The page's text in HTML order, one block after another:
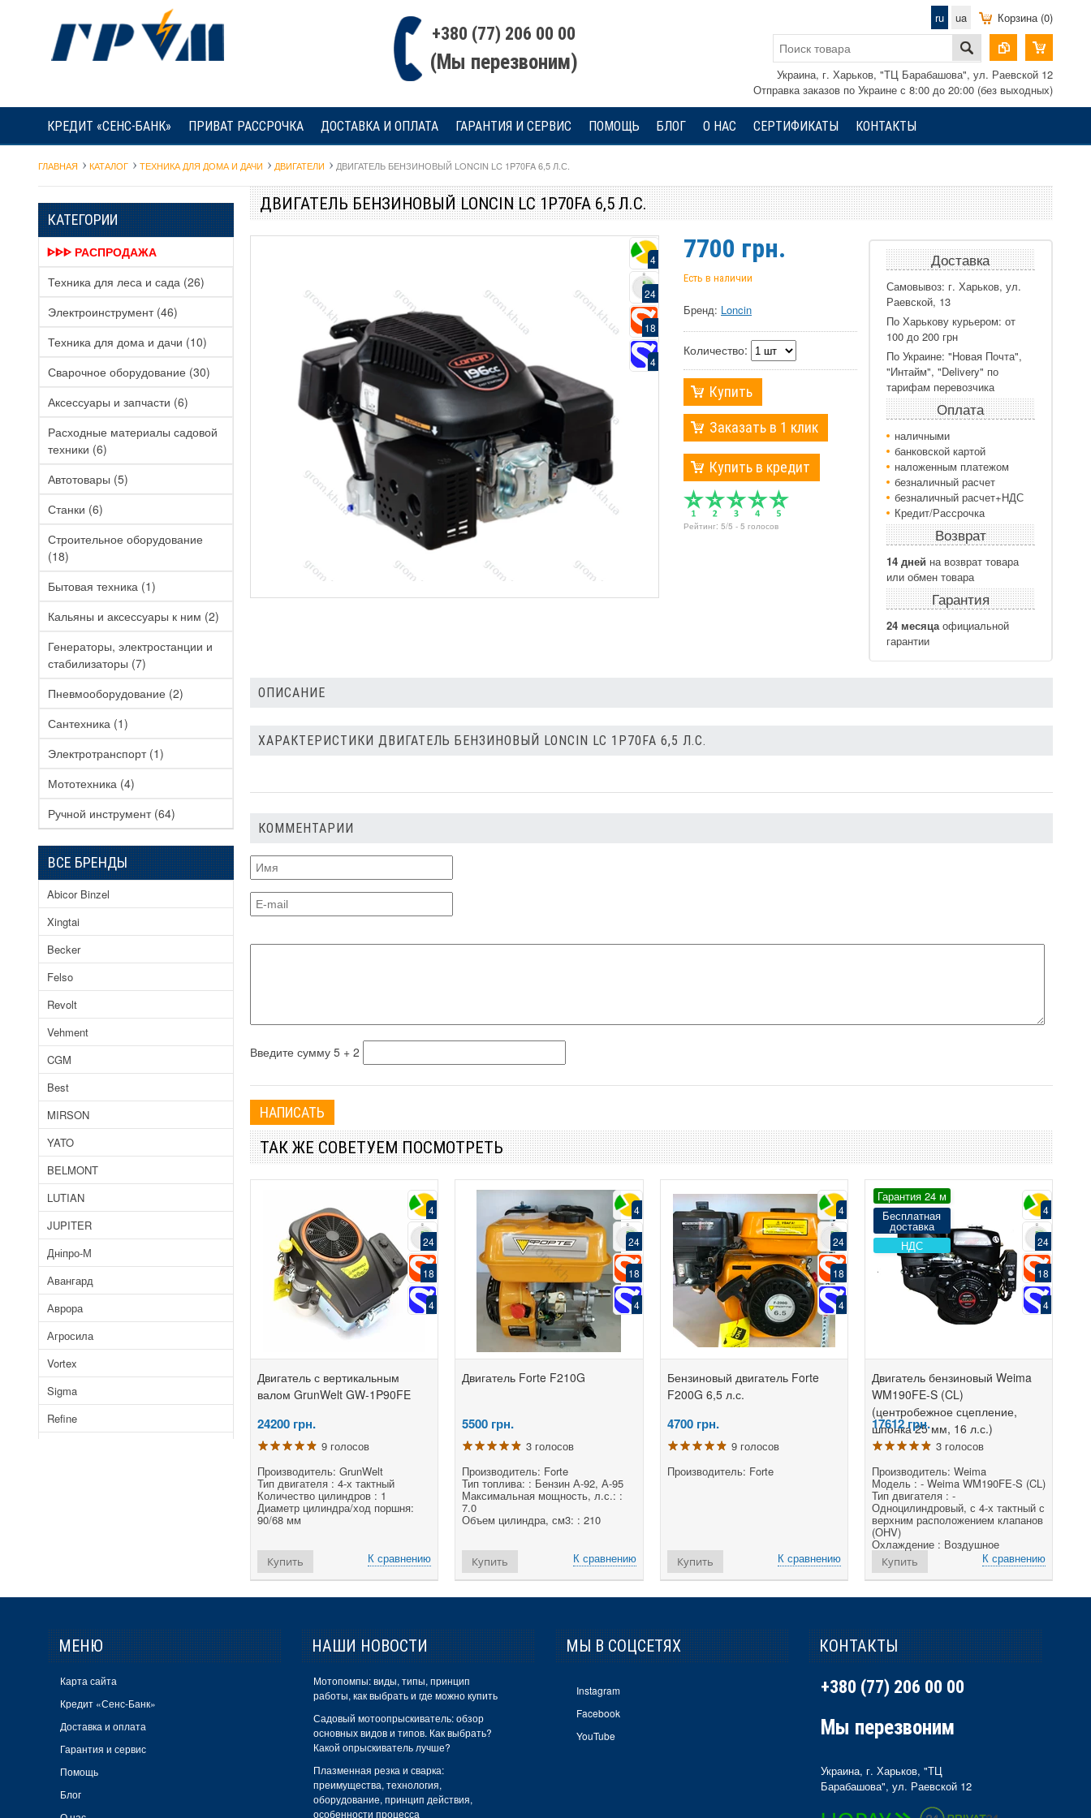
+380 (77) 206 00 00
(Мы перезвоним)
Корзина (0)
ru ua
Украина, г. Харьков, "ТЦ Барабашова", ул. Раевской 12
Отправка заказов по Украине с 8:00 до 20:00 (без выходных)
КРЕДИТ «СЕНС-БАНК» ПРИВАТ РАССРОЧКА ДОСТАВКА И ОПЛАТА ГАРАНТИЯ И СЕРВИС ПОМОЩЬ БЛОГ О НАС СЕРТИФИКАТЫ КОНТАКТЫ
ГЛАВНАЯ КАТАЛОГ ТЕХНИКА ДЛЯ ДОМА И ДАЧИ ДВИГАТЕЛИ ДВИГАТЕЛЬ БЕНЗИНОВЫЙ LONCIN LC 1P70FA 6,5 Л.С.
КАТЕГОРИИ
ᐈᐈᐈ РАСПРОДАЖА
Техника для леса и сада (26)
Электроинструмент (46)
Техника для дома и дачи (10)
Сварочное оборудование (30)
Аксессуары и запчасти (6)
Расходные материалы садовой
техники (6)
Автотовары (5)
Станки (6)
Строительное оборудование
(18)
Бытовая техника (1)
Кальяны и аксессуары к ним (2)
Генераторы, электростанции и
стабилизаторы (7)
Пневмооборудование (2)
Сантехника (1)
Электротранспорт (1)
Мототехника (4)
Ручной инструмент (64)
ВСЕ БРЕНДЫ
Abicor Binzel
Xingtai
Becker
Felso
Revolt
Vehment
CGM
Best
MIRSON
YATO
BELMONT
LUTIAN
JUPITER
Дніпро-М
Авангард
Аврора
Агросила
Vortex
Sigma
Refine
Matrix
Black&Decker
Mowox
Белорусмаш
Tekhmann
ДВИГАТЕЛЬ БЕНЗИНОВЫЙ LONCIN LC 1P70FA 6,5 Л.С.
4
24
18
4
7700 грн.
Есть в наличии
Бренд: Loncin
Количество:
Купить
Заказать в 1 клик
Купить в кредит
Рейтинг: 5/5 -5 голосов
Доставка
Самовывоз: г. Харьков, ул.
Раевской, 13
По Харькову курьером: от
100 до 200 грн
По Украине: "Новая Почта",
"Интайм", "Delivery" по
тарифам перевозчика
Оплата
наличными
банковской картой
наложенным платежом
безналичный расчет
безналичный расчет+НДС
Кредит/Рассрочка
Возврат
14 дней на возврат товара
или обмен товара
Гарантия
24 месяцаофициальной
гарантии
ОПИСАНИЕ
ХАРАКТЕРИСТИКИ ДВИГАТЕЛЬ БЕНЗИНОВЫЙ LONCIN LC 1P70FA 6,5 Л.С.
КОММЕНТАРИИ
Введите сумму 5 + 2
ТАК ЖЕ СОВЕТУЕМ ПОСМОТРЕТЬ
4
24
18
4
Двигатель с вертикальным
валом GrunWelt GW-1P90FE
24200 грн.
9 голосов
Производитель: GrunWelt
Тип двигателя : 4-х тактный
Количество цилиндров : 1
Диаметр цилиндра/ход поршня:
90/68 мм
К сравнению
Купить
4
24
18
4
Двигатель Forte F210G
5500 грн.
3 голосов
Производитель: Forte
Тип топлива: : Бензин А-92, А-95
Максимальная мощность, л.с.: :
7.0
Объем цилиндра, см3: : 210
К сравнению
Купить
4
24
18
4
Бензиновый двигатель Forte
F200G 6,5 л.с.
4700 грн.
9 голосов
Производитель: Forte
К сравнению
Купить
Гарантия 24 м
Бесплатная
доставка
НДС
4
24
18
4
Двигатель бензиновый Weima
WM190FE-S (CL)
(центробежное сцепление,
шпонка 25 мм, 16 л.с.)
17612грн.
3 голосов
Производитель: Weima
Модель : - Weima WM190FE-S (CL)
Тип двигателя : -
Одноцилиндровый, с 4-х тактный с
верхним расположением клапанов
(ОНV)
Охлаждение : Воздушное
К сравнению
Купить
МЕНЮ
Карта сайта
Кредит «Сенс-Банк»
Доставка и оплата
Гарантия и сервис
Помощь
Блог
НАШИ НОВОСТИ
Мотопомпы: виды, типы, принцип
работы, как выбрать и где можно купить
Садовый мотоопрыскиватель: обзор
основных видов и типов. Как выбрать?
Какой опрыскиватель лучше?
Плазменная резка и сварка:
преимущества, технология,
оборудование, принцип действия,
особенности процесса
МЫ В СОЦСЕТЯХ
Instagram
Facebook
YouTube
КОНТАКТЫ
+380 (77) 206 00 00
Мы перезвоним
Украина, г. Харьков, "ТЦ
Барабашова", ул. Раевской 12